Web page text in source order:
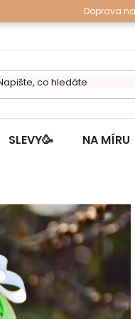
Doprava
SLEVY🥳 NA MÍRU